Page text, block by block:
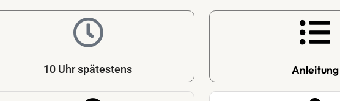
10 Uhr spätestens Anleitung